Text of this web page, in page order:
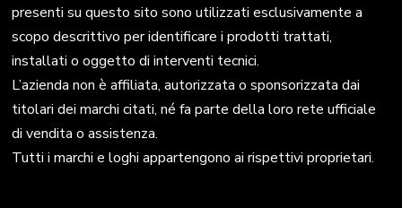
presenti su questo sito sono utilizzati esclusivamente a
scopo descrittivo per identificare i prodotti trattati,
installati o oggetto di interventi tecnici.
L’azienda non è affiliata, autorizzata o sponsorizzata dai
titolari dei marchi citati, né fa parte della loro rete ufficiale
di vendita o assistenza.
Tutti i marchi e loghi appartengono ai rispettivi proprietari.